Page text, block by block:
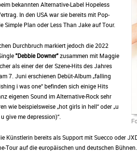
bekannten Alternative-Label Hopeless
In den USA war sie bereits mit Pop-
Simple Plan oder Less Than Jake auf Tour.
Durchbruch markiert jedoch die 2022
"Debbie Downer"zusammen mit Maggie
als einer der der Szene-Hits des Jahres
7. Juni erschienen Debüt-Album „falling
i was one“ befinden sich einige Hits
eigenen Sound im Alternative-Rock sehr
wie beispielsweise „hot girls in hell“ oder „u
give me depression)“.
Künstlerin bereits als Support mit Suecco oder
Tour auf die europäischen und deutschen